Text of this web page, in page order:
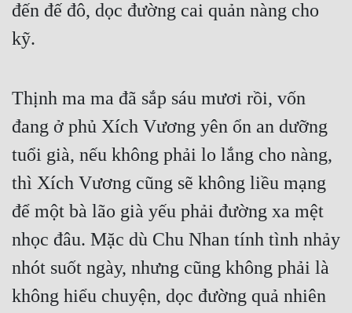
đến đế đô, dọc đường cai quản nàng cho
kỹ.
Thịnh ma ma đã sắp sáu mươi rồi, vốn
đang ở phủ Xích Vương yên ổn an dưỡng
tuổi già, nếu không phải lo lắng cho nàng,
thì Xích Vương cũng sẽ không liều mạng
để một bà lão già yếu phải đường xa mệt
nhọc đâu. Mặc dù Chu Nhan tính tình nhảy
nhót suốt ngày, nhưng cũng không phải là
không hiểu chuyện, dọc đường quả nhiên